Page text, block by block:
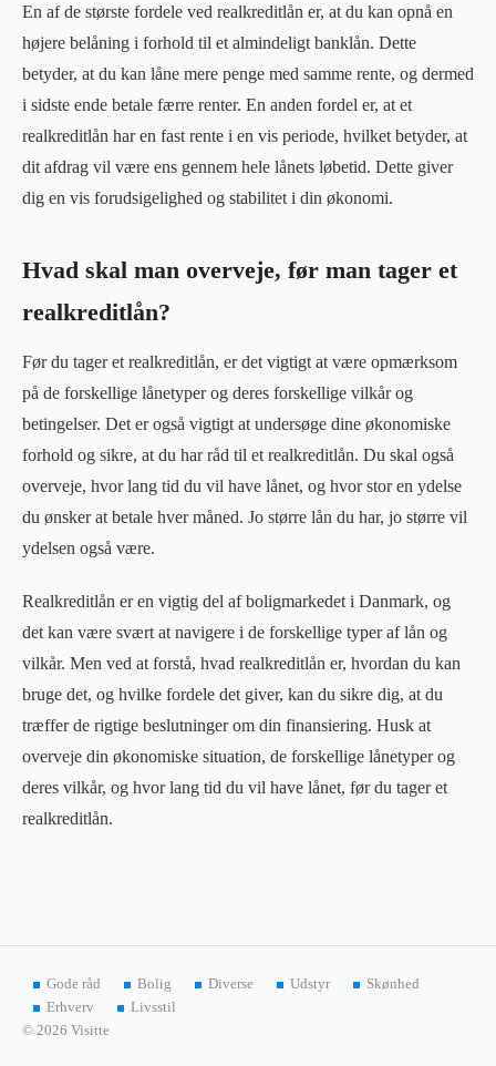
En af de største fordele ved realkreditlån er, at du kan opnå en
højere belåning i forhold til et almindeligt banklån. Dette
betyder, at du kan låne mere penge med samme rente, og dermed
i sidste ende betale færre renter. En anden fordel er, at et
realkreditlån har en fast rente i en vis periode, hvilket betyder, at
dit afdrag vil være ens gennem hele lånets løbetid. Dette giver
dig en vis forudsigelighed og stabilitet i din økonomi.
Hvad skal man overveje, før man tager et
realkreditlån?
Før du tager et realkreditlån, er det vigtigt at være opmærksom
på de forskellige lånetyper og deres forskellige vilkår og
betingelser. Det er også vigtigt at undersøge dine økonomiske
forhold og sikre, at du har råd til et realkreditlån. Du skal også
overveje, hvor lang tid du vil have lånet, og hvor stor en ydelse
du ønsker at betale hver måned. Jo større lån du har, jo større vil
ydelsen også være.
Realkreditlån er en vigtig del af boligmarkedet i Danmark, og
det kan være svært at navigere i de forskellige typer af lån og
vilkår. Men ved at forstå, hvad realkreditlån er, hvordan du kan
bruge det, og hvilke fordele det giver, kan du sikre dig, at du
træffer de rigtige beslutninger om din finansiering. Husk at
overveje din økonomiske situation, de forskellige lånetyper og
deres vilkår, og hvor lang tid du vil have lånet, før du tager et
realkreditlån.
Gode råd Bolig Diverse Udstyr
Skønhed
Erhverv
Livsstil
© 2026 Visitte